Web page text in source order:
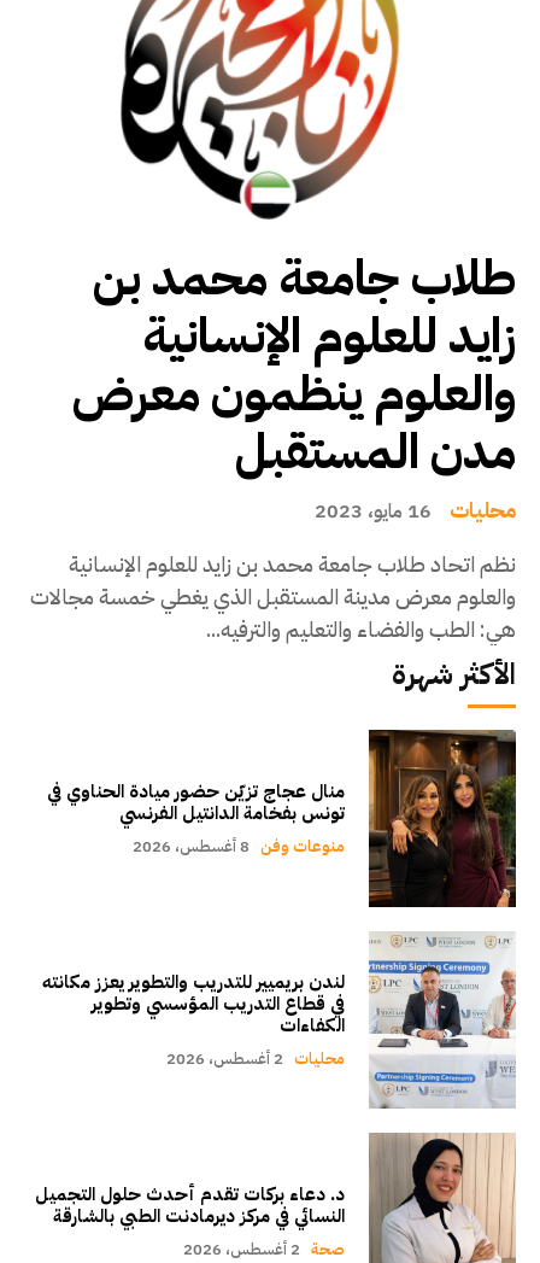
طلاب جامعة محمد بن
زايد للعلوم الإنسانية
والعلوم ينظمون معرض
مدن المستقبل
محليات 16 مايو، 2023
نظم اتحاد طلاب جامعة محمد بن زايد للعلوم الإنسانية
والعلوم معرض مدينة المستقبل الذي يغطي خمسة مجالات
هي: الطب والفضاء والتعليم والترفيه...
الأكثر شهرة
منال عجاج تزيّن حضور ميادة الحناوي في
تونس بفخامة الدانتيل الفرنسي
منوعات وفن 8 أغسطس، 2026
لندن بريميير للتدريب والتطوير يعزز مكانته
في قطاع التدريب المؤسسي وتطوير
الكفاءات
محليات 2 أغسطس، 2026
د. دعاء بركات تقدم أحدث حلول التجميل
النسائي في مركز ديرمادنت الطبي بالشارقة
صحة 2 أغسطس، 2026